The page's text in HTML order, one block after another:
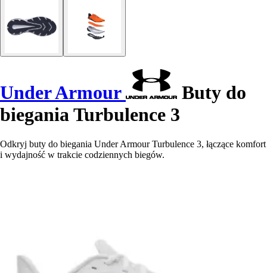
Under Armour
Buty do
biegania Turbulence 3
Odkryj buty do biegania Under Armour Turbulence 3, łączące komfort
i wydajność w trakcie codziennych biegów.